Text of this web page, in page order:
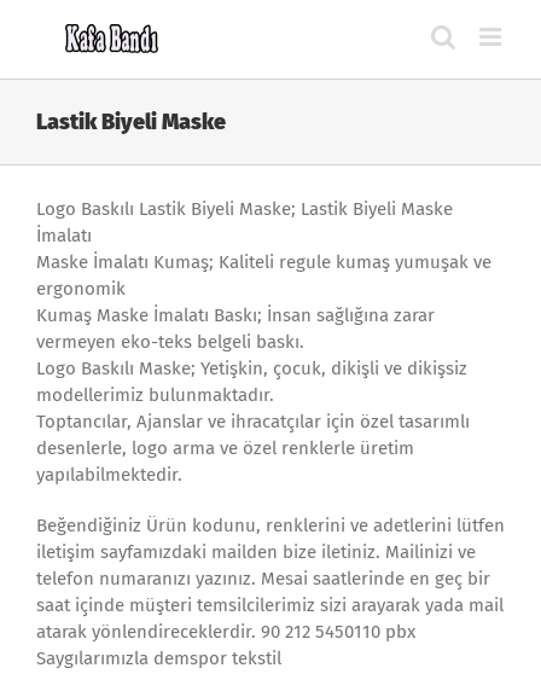
Lastik Biyeli Maske
Logo Baskılı Lastik Biyeli Maske; Lastik Biyeli Maske
İmalatı
Maske İmalatı Kumaş; Kaliteli regule kumaş yumuşak ve
ergonomik
Kumaş Maske İmalatı Baskı; İnsan sağlığına zarar
vermeyen eko-teks belgeli baskı.
Logo Baskılı Maske; Yetişkin, çocuk, dikişli ve dikişsiz
modellerimiz bulunmaktadır.
Toptancılar, Ajanslar ve ihracatçılar için özel tasarımlı
desenlerle, logo arma ve özel renklerle üretim
yapılabilmektedir.
Beğendiğiniz Ürün kodunu, renklerini ve adetlerini lütfen
iletişim sayfamızdaki mailden bize iletiniz. Mailinizi ve
telefon numaranızı yazınız. Mesai saatlerinde en geç bir
saat içinde müşteri temsilcilerimiz sizi arayarak yada mail
atarak yönlendireceklerdir. 90 212 5450110 pbx
Saygılarımızla demspor tekstil